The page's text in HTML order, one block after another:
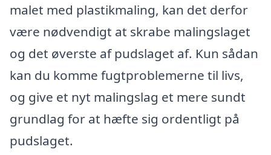
malet med plastikmaling, kan det derfor
være nødvendigt at skrabe malingslaget
og det øverste af pudslaget af. Kun sådan
kan du komme fugtproblemerne til livs,
og give et nyt malingslag et mere sundt
grundlag for at hæfte sig ordentligt på
pudslaget.